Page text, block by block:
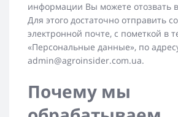
информации Вы можете отозвать
Для этого достаточно отправить
электронной почте, с пометкой в
«Персональные данные», по
admin@agroinsider.com.ua.
Почему мы